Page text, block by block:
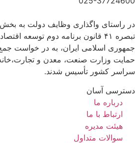
در راستای واگذاری وظایف دولت به
تبصره ۴۱ قانون برنامه دوم توسعه
جمهوری اسلامی ایران، به در خواست جمع
حمایت وزارت صنعت، معدن و
سراسر کشور تأسیس شدند.
دسترسی آسان
درباره ما
ارتباط با ما
هیئت مدیره
سوالات متداول